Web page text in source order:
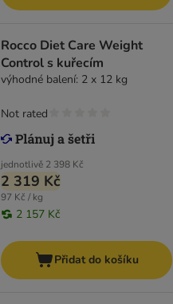
Rocco Diet Care Weight
Control s kuřecím
výhodné balení: 2 x 12 kg
jednotlivě 2 398 Kč
2 319 Kč
97 Kč / kg
2 157 Kč
Not rated
Přidat do košíku